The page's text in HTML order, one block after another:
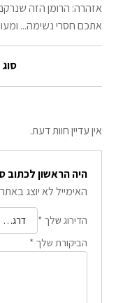
אזהרה: הרומן הזה
אתכם חסרי נשימה...
סוג
אין עדיין חוות דעת.
היה הראשון לכתוב
האימייל לא יוצג
הדירוג שלך *
הביקורת שלך *